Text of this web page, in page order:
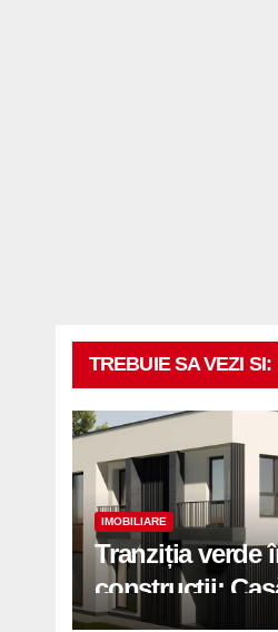
TREBUIE SA VEZI SI:
IMOBILIARE
Tranziția verde
construcții:
modernă cu